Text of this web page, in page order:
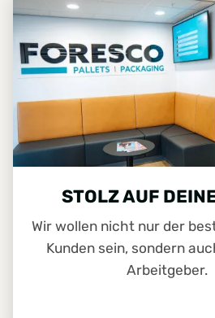
STOLZ AUF
Wir wollen nicht nur der
Kunden sein, sondern
Arbeitgeber.